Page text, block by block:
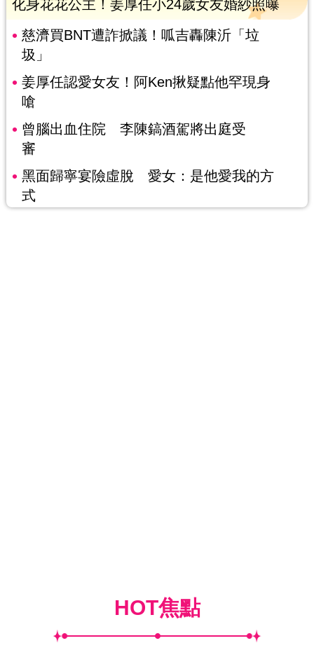
化身花花公主！姜厚任小24歲女友婚紗照曝
慈濟買BNT遭詐掀議！呱吉轟陳沂「垃
圾」
姜厚任認愛女友！阿Ken揪疑點他罕現身
嗆
曾腦出血住院 李陳鎬酒駕將出庭受
審
黑面歸寧宴險虛脫 愛女：是他愛我的方
式
HOT焦點